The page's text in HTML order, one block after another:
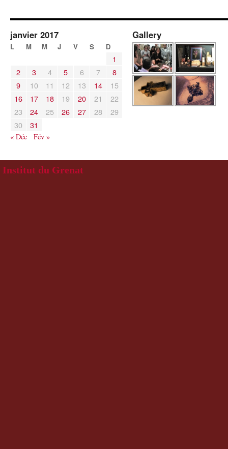
janvier 2017
L M M J V S D
1
2
3 4 5 6 7
8
9
10 11 12 13 14
15
16
17 18 19 20 21
22
23
24 25 26 27 28
29
30
31
« Déc Fév »
Gallery
Institut du Grenat